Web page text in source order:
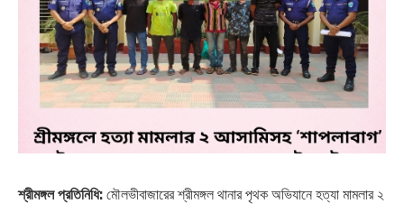
শ্রীমঙ্গল প্রতিনিধি: মৌলভীবাজারের শ্রীমঙ্গল থানার পৃথক অভিযানে হত্যা মামলার ২